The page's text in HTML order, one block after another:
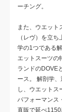
ーチング。
また、ウエット
（レヴ）を立
学の1つである
エットスーツの
ランドのDOVE
ース。 解剖学
し、ウエットス
パフォーマンス
直販で延べ1150